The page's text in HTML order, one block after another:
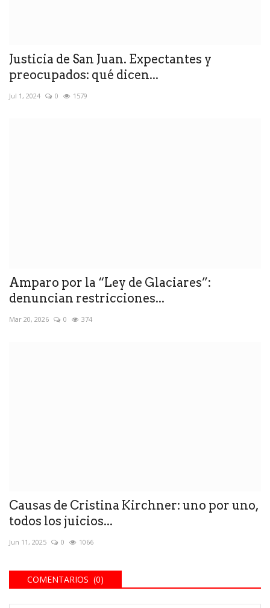
Justicia de San Juan. Expectantes y
preocupados: qué dicen...
Jul 1, 2024 0 1579
Amparo por la “Ley de Glaciares”:
denuncian restricciones...
Mar 20, 2026 0 374
Causas de Cristina Kirchner: uno por uno,
todos los juicios...
Jun 11, 2025 0 1066
COMENTARIOS (0)